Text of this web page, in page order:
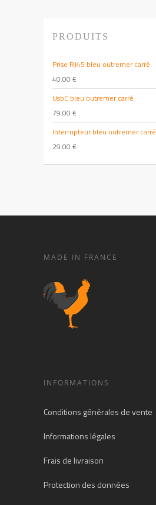
PRODUITS
Prise RJ45 bleu outremer carré
40.00 €
UsbC bleu outremer carré
79.00 €
Interrupteur bleu outremer carré
29.00 €
MADE IN FRANCE
INFORMATIONS
Conditions générales de vente
Informations légales
Frais de livraison
Protection des données